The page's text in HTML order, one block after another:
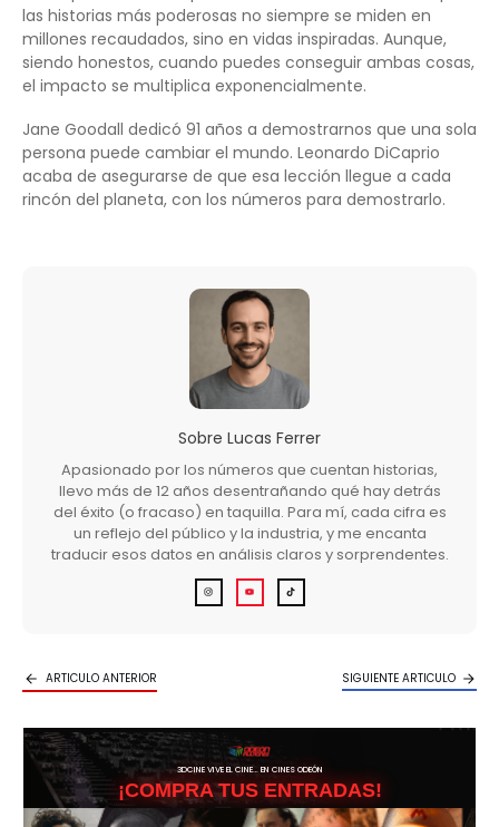
las historias más poderosas no siempre se miden en
millones recaudados, sino en vidas inspiradas. Aunque,
siendo honestos, cuando puedes conseguir ambas cosas,
el impacto se multiplica exponencialmente.
Jane Goodall dedicó 91 años a demostrarnos que una sola
persona puede cambiar el mundo. Leonardo DiCaprio
acaba de asegurarse de que esa lección llegue a cada
rincón del planeta, con los números para demostrarlo.
Sobre Lucas Ferrer
Apasionado por los números que cuentan historias,
llevo más de 12 años desentrañando qué hay detrás
del éxito (o fracaso) en taquilla. Para mí, cada cifra es
un reflejo del público y la industria, y me encanta
traducir esos datos en análisis claros y sorprendentes.
ARTICULO ANTERIOR SIGUIENTE ARTICULO
3DCINE VIVE EL CINE… EN CINES ODEÓN
¡COMPRA TUS ENTRADAS!